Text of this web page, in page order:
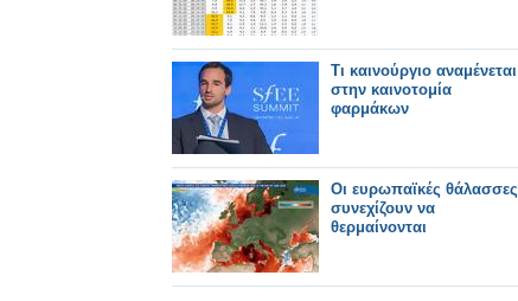
Τι καινούργιο αναμένεται
στην καινοτομία
φαρμάκων
Οι ευρωπαϊκές θάλασσες
συνεχίζουν να
θερμαίνονται